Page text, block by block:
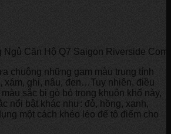
Ngủ Căn Hộ Q7 Saigon Riverside
chuộng những gam màu trung tính
xám, ghi, nâu, đen…Tuy nhiên, điều
sắc bị gò bó trong khuôn khổ này,
nổi bật khác như: đỏ, hồng, xanh,
một cách khéo léo để tô điểm cho